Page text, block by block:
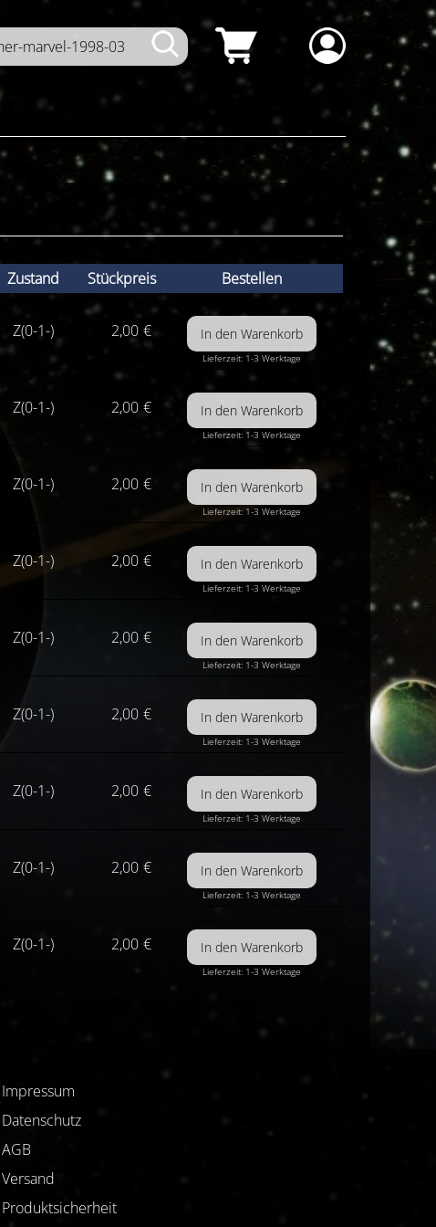
Zustand Stückpreis Bestellen
Z(0-1-) 2,00 €
Lieferzeit: 1-3 Werktage
Z(0-1-) 2,00 €
Lieferzeit: 1-3 Werktage
Z(0-1-) 2,00 €
Lieferzeit: 1-3 Werktage
Z(0-1-) 2,00 €
Lieferzeit: 1-3 Werktage
Z(0-1-) 2,00 €
Lieferzeit: 1-3 Werktage
Z(0-1-) 2,00 €
Lieferzeit: 1-3 Werktage
Z(0-1-) 2,00 €
Lieferzeit: 1-3 Werktage
Z(0-1-) 2,00 €
Lieferzeit: 1-3 Werktage
Z(0-1-) 2,00 €
Lieferzeit: 1-3 Werktage
Impressum
Datenschutz
AGB
Versand
Produktsicherheit